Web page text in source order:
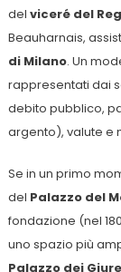
del viceré del
Beauharnais,
di Milano. Un
rappresentati dai
debito pubblico,
argento), valute e
Se in un primo
del Palazzo del
fondazione (nel
uno spazio più
Palazzo dei